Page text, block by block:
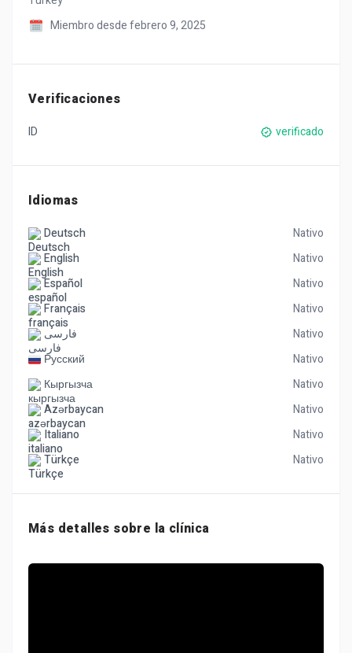
Miembro desde febrero 9, 2025
Verificaciones
ID verificado
Idiomas
Deutsch
Nativo
English
Nativo
Español
Nativo
Français
Nativo
فارسی
Nativo
Русский
Nativo
Кыргызча
Nativo
Azərbaycan
Nativo
Italiano
Nativo
Türkçe
Nativo
Más detalles sobre la clínica